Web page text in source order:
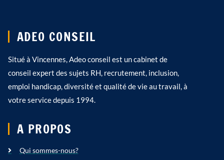
ADEO CONSEIL
Situé à Vincennes, Adeo conseil est un cabinet de
conseil expert des sujets RH, recrutement, inclusion,
emploi handicap, diversité et qualité de vie au travail, à
votre service depuis 1994.
A PROPOS
Qui sommes-nous?